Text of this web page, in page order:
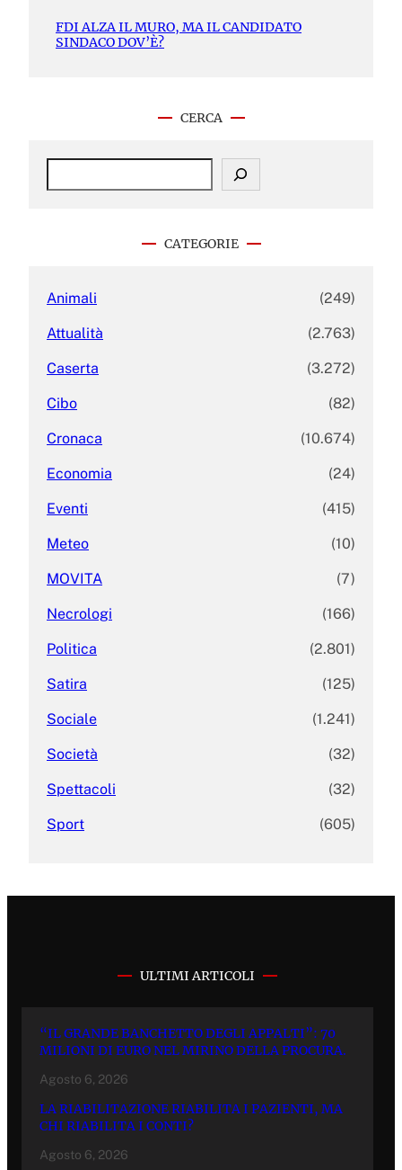
FDI ALZA IL MURO, MA IL CANDIDATO
SINDACO DOV’È?
CERCA
S
CATEGORIE
Animali (249)
Attualità (2.763)
Caserta (3.272)
Cibo (82)
Cronaca (10.674)
Economia (24)
Eventi (415)
Meteo (10)
MOVITA (7)
Necrologi (166)
Politica (2.801)
Satira (125)
Sociale (1.241)
Società (32)
Spettacoli (32)
Sport (605)
ULTIMI ARTICOLI
“IL GRANDE BANCHETTO DEGLI APPALTI”: 70
MILIONI DI EURO NEL MIRINO DELLA PROCURA.
Agosto 6, 2026
LA RIABILITAZIONE RIABILITA I PAZIENTI, MA
CHI RIABILITA I CONTI?
Agosto 6, 2026